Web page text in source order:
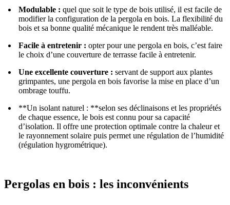
Modulable : quel que soit le type de bois utilisé, il est facile de
modifier la configuration de la pergola en bois. La flexibilité du
bois et sa bonne qualité mécanique le rendent très malléable.
Facile à entretenir : opter pour une pergola en bois, c’est faire
le choix d’une couverture de terrasse facile à entretenir.
Une excellente couverture : servant de support aux plantes
grimpantes, une pergola en bois favorise la mise en place d’un
ombrage touffu.
**Un isolant naturel : **selon ses déclinaisons et les propriétés
de chaque essence, le bois est connu pour sa capacité
d’isolation. Il offre une protection optimale contre la chaleur et
le rayonnement solaire puis permet une régulation de l’humidité
(régulation hygrométrique).
Pergolas en bois : les inconvénients